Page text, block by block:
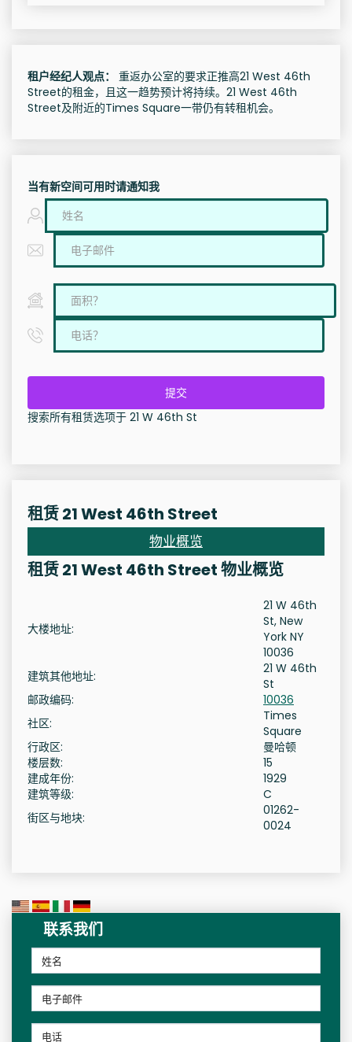
租户经纪人观点：
重返办公室的要求正推高21 West 46th
Street的租金，且这一趋势预计将持续。21 West 46th
Street及附近的Times Square一带仍有转租机会。
当有新空间可用时请通知我
提交
搜索所有租赁选项于 21 W 46th St
租赁 21 West 46th Street
物业概览
租赁 21 West 46th Street 物业概览
大楼地址:
21 W 46th
St, New
York NY
10036
建筑其他地址:
21 W 46th
St
邮政编码:
10036
社区:
Times
Square
行政区:
曼哈顿
楼层数:
15
建成年份:
1929
建筑等级:
C
街区与地块:
01262-
0024
联系我们